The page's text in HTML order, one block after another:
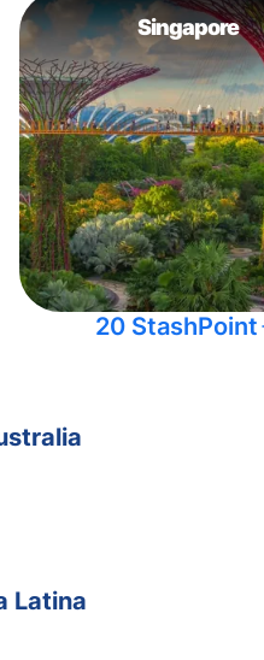
Singapore
20 StashPoint
Latina